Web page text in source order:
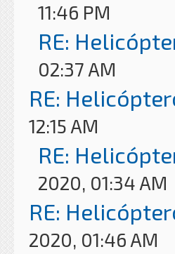
11:46 PM
RE:
02:37 AM
RE:
12:15 AM
RE:
2020, 01:34 AM
RE:
2020, 01:46 AM